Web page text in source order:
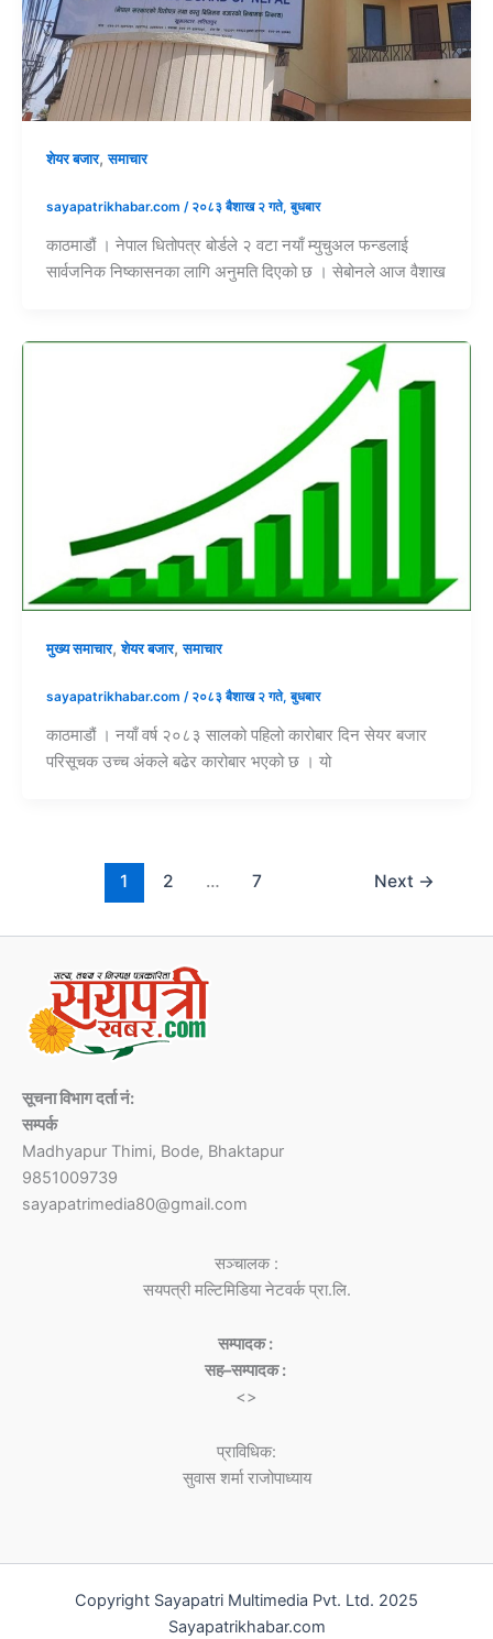
शेयर बजार,समाचार
sayapatrikhabar.com / २०८३ बैशाख २ गते, बुधबार
काठमाडौं । नेपाल धितोपत्र बोर्डले २ वटा नयाँ म्युचुअल फन्डलाई
सार्वजनिक निष्कासनका लागि अनुमति दिएको छ । सेबोनले आज वैशाख
मुख्य समाचार,शेयर बजार,समाचार
sayapatrikhabar.com / २०८३ बैशाख २ गते, बुधबार
काठमाडौं । नयाँ वर्ष २०८३ सालको पहिलो कारोबार दिन सेयर बजार
परिसूचक उच्च अंकले बढेर कारोबार भएको छ । यो
1 2 … 7 Next →
सूचना विभाग दर्ता नं:
सम्पर्क
Madhyapur Thimi, Bode, Bhaktapur
9851009739
sayapatrimedia80@gmail.com
सञ्चालक :
सयपत्री मल्टिमिडिया नेटवर्क प्रा.लि.
सम्पादक :
सह–सम्पादक :
<>
प्राविधिक:
सुवास शर्मा राजोपाध्याय
Copyright Sayapatri Multimedia Pvt. Ltd. 2025
Sayapatrikhabar.com